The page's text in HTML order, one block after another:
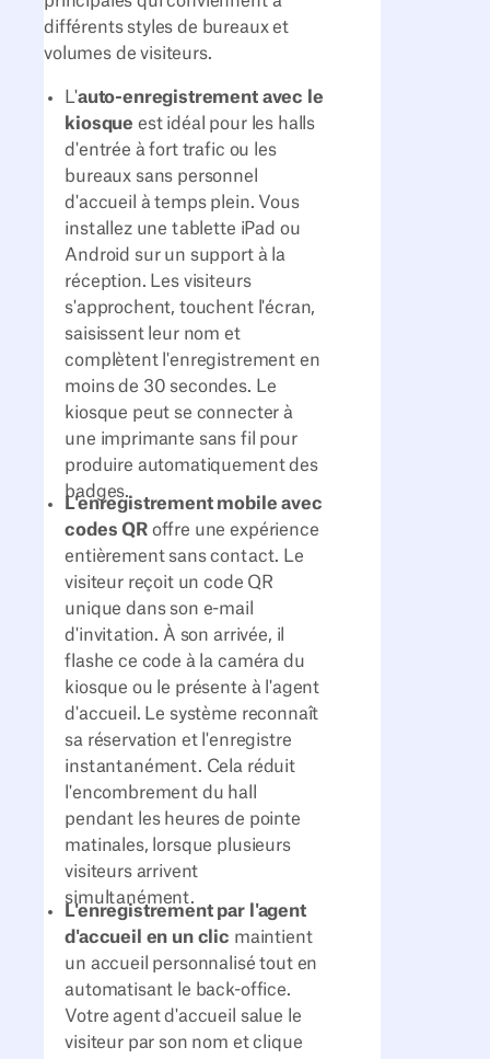
différents styles de bureaux et
volumes de visiteurs.
L'auto-enregistrement avec le
kiosque est idéal pour les halls
d'entrée à fort trafic ou les
bureaux sans personnel
d'accueil à temps plein. Vous
installez une tablette iPad ou
Android sur un support à la
réception. Les visiteurs
s'approchent, touchent l'écran,
saisissent leur nom et
complètent l'enregistrement en
moins de 30 secondes. Le
kiosque peut se connecter à
une imprimante sans fil pour
produire automatiquement des
badges.
L'enregistrement mobile avec
codes QRoffre une expérience
entièrement sans contact. Le
visiteur reçoit un code QR
unique dans son e-mail
d'invitation. À son arrivée, il
flashe ce code à la caméra du
kiosque ou le présente à l'agent
d'accueil. Le système reconnaît
sa réservation et l'enregistre
instantanément. Cela réduit
l'encombrement du hall
pendant les heures de pointe
matinales, lorsque plusieurs
visiteurs arrivent
simultanément.
L'enregistrement par l'agent
d'accueil en un clic maintient
un accueil personnalisé tout en
automatisant le back-office.
Votre agent d'accueil salue le
visiteur par son nom et clique